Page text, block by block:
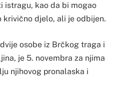
istragu, kao da bi mogao
krivično djelo, ali je odbijen.
osobe iz Brčkog traga i
je 5. novembra za njima
njihovog pronalaska i